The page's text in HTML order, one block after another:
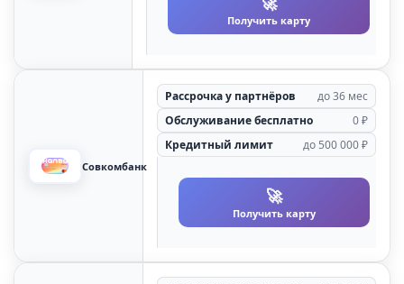
Получить карту
Совкомбанк
Рассрочка у партнёров
до 36 мес
Обслуживание бесплатно
0 ₽
Кредитный лимит
до 500 000 ₽
🚀
Получить карту